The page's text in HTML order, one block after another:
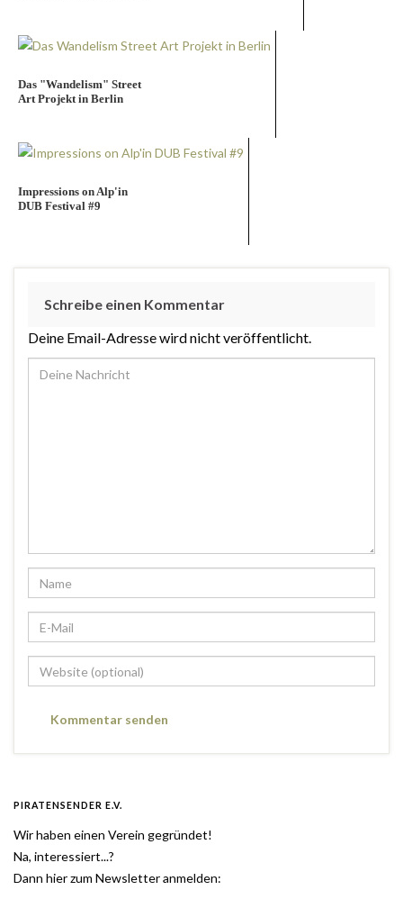
Das "Wandelism" Street
Art Projekt in Berlin
Impressions on Alp'in
DUB Festival #9
Schreibe einen Kommentar
Deine Email-Adresse wird nicht veröffentlicht.
PIRATENSENDER E.V.
Wir haben einen Verein gegründet!
Na, interessiert...?
Dann hier zum Newsletter anmelden: